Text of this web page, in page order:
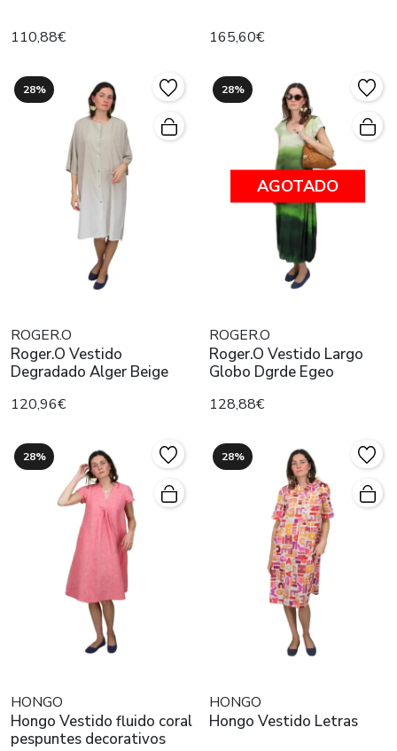
110,88€ 165,60€
28%
ROGER.O
Roger.O Vestido
Degradado Alger Beige
120,96€
28%
AGOTADO
ROGER.O
Roger.O Vestido Largo
Globo Dgrde Egeo
128,88€
28%
HONGO
Hongo Vestido fluido coral
pespuntes decorativos
28%
HONGO
Hongo Vestido Letras